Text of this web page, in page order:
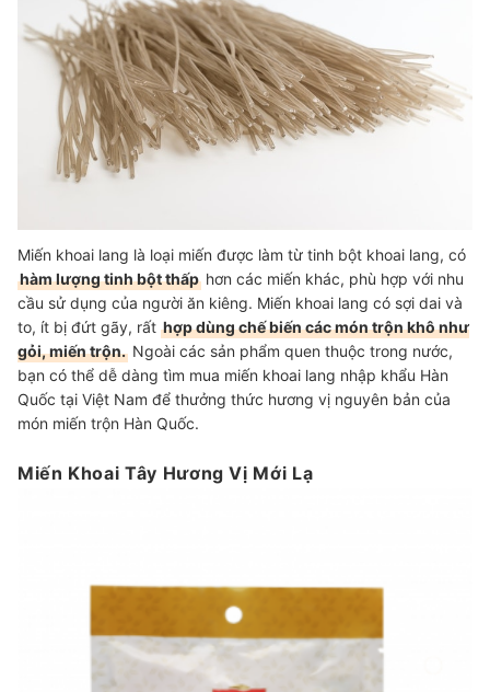
Miến khoai lang là loại miến được làm từ tinh bột khoai lang, có
hàm lượng tinh bột thấp hơn các miến khác, phù hợp với nhu
cầu sử dụng của người ăn kiêng. Miến khoai lang có sợi dai và
to, ít bị đứt gãy, rất hợp dùng chế biến các món trộn khô như
gỏi, miến trộn. Ngoài các sản phẩm quen thuộc trong nước,
bạn có thể dễ dàng tìm mua miến khoai lang nhập khẩu Hàn
Quốc tại Việt Nam để thưởng thức hương vị nguyên bản của
món miến trộn Hàn Quốc.
Miến Khoai Tây Hương Vị Mới Lạ